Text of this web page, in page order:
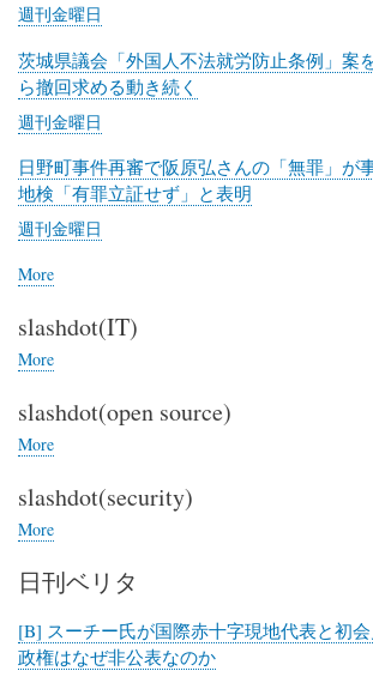
週刊金曜日
茨城県議会「外国人不法就労防止条例」
ら撤回求める動き続く
週刊金曜日
日野町事件再審で阪原弘さんの「無罪」
地検「有罪立証せず」と表明
週刊金曜日
More
週
日
slashdot(IT)
More
slashdot(IT)
slashdot(open source)
More
slashdot(open
slashdot(security)
More
slashdot(security)
日刊ベリタ
[B] スーチー氏が国際赤十字現地代表と初
政権はなぜ非公表なのか